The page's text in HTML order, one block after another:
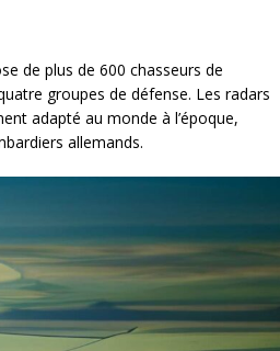
de plus de 600 chasseurs de
groupes de défense. Les radars
adapté au monde à l’époque,
allemands.